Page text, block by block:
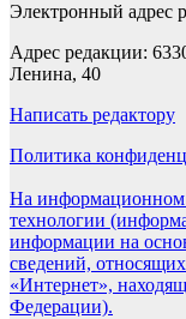
Электронный адрес
Адрес редакции:
Ленина, 40
Написать редактору
Политика
На информационном
технологии
информации на
сведений,
«Интернет»,
Федерации).